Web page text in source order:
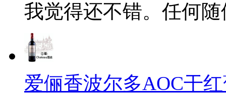
我觉得还不错。任何
爱俪香波尔多AOC干